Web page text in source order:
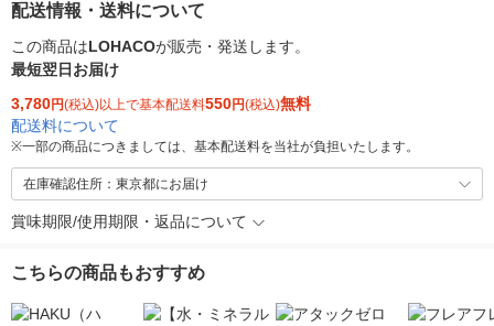
配送情報・送料について
この商品はLOHACOが販売・発送します。
最短翌日お届け
3,780円(税込)以上で基本配送料550円(税込)無料
配送料について
※一部の商品につきましては、基本配送料を当社が負担いたします。
在庫確認住所：東京都にお届け
賞味期限/使用期限・返品について
こちらの商品もおすすめ